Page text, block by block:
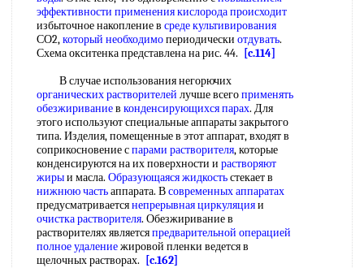
эффективности применениякислорода происходит
избыточное накопление в среде культивирования
СО2,который необходимопериодически отдувать.
Схема окситенка представлена на рис. 44.
[c.114]
В случае использования негорючих
органических растворителей лучше всегоприменять
обезжириваниев конденсирующихся парах. Для
этого используют специальные аппараты закрытого
типа. Изделия, помещенные в этот аппарат, входят в
соприкосновение спарами растворителя, которые
конденсируются на их поверхности и растворяют
жирыи масла. Образующаяся жидкостьстекает в
нижнюю частьаппарата. Всовременных аппаратах
предусматриваетсянепрерывная циркуляцияи
очистка растворителя. Обезжиривание в
растворителях являетсяпредварительной операцией
полное удалениежировой пленки ведется в
щелочных растворах.
[c.162]